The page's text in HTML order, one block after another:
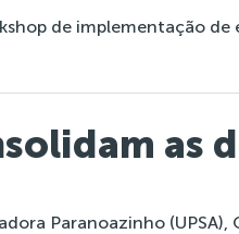
de implementação
as
Paranoazinho